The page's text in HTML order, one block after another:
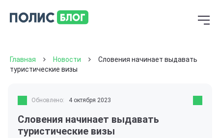
Главная Новости
Словения начинает выдавать
туристические визы
Обновлено: 4 октября 2023
Словения начинает выдавать
туристические визы